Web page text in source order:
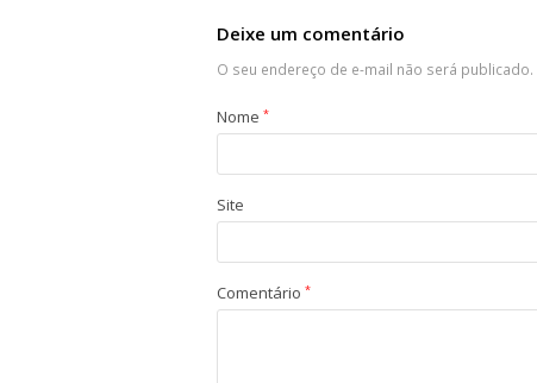
Deixe um comentário
O seu endereço de e-mail não será publicado.
Nome *
Site
Comentário *